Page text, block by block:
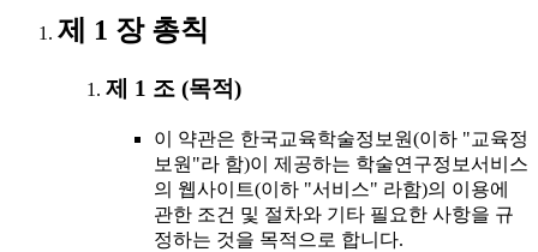
제 1 장 총칙
제 1 조 (목적)
이 약관은 한국교육학술정보원(이하 "교육정
보원"라 함)이 제공하는 학술연구정보서비스
의 웹사이트(이하 "서비스" 라함)의 이용에
관한 조건 및 절차와 기타 필요한 사항을 규
정하는 것을 목적으로 합니다.